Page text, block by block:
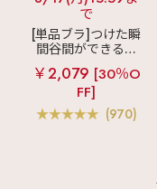
で
[単品ブラ]つけた瞬
間谷間ができるシ
ームレスブラ
超
盛ブラ(R) シームレ
ス 単品ブラジャー
￥2,079 [30％O
FF]
(970)